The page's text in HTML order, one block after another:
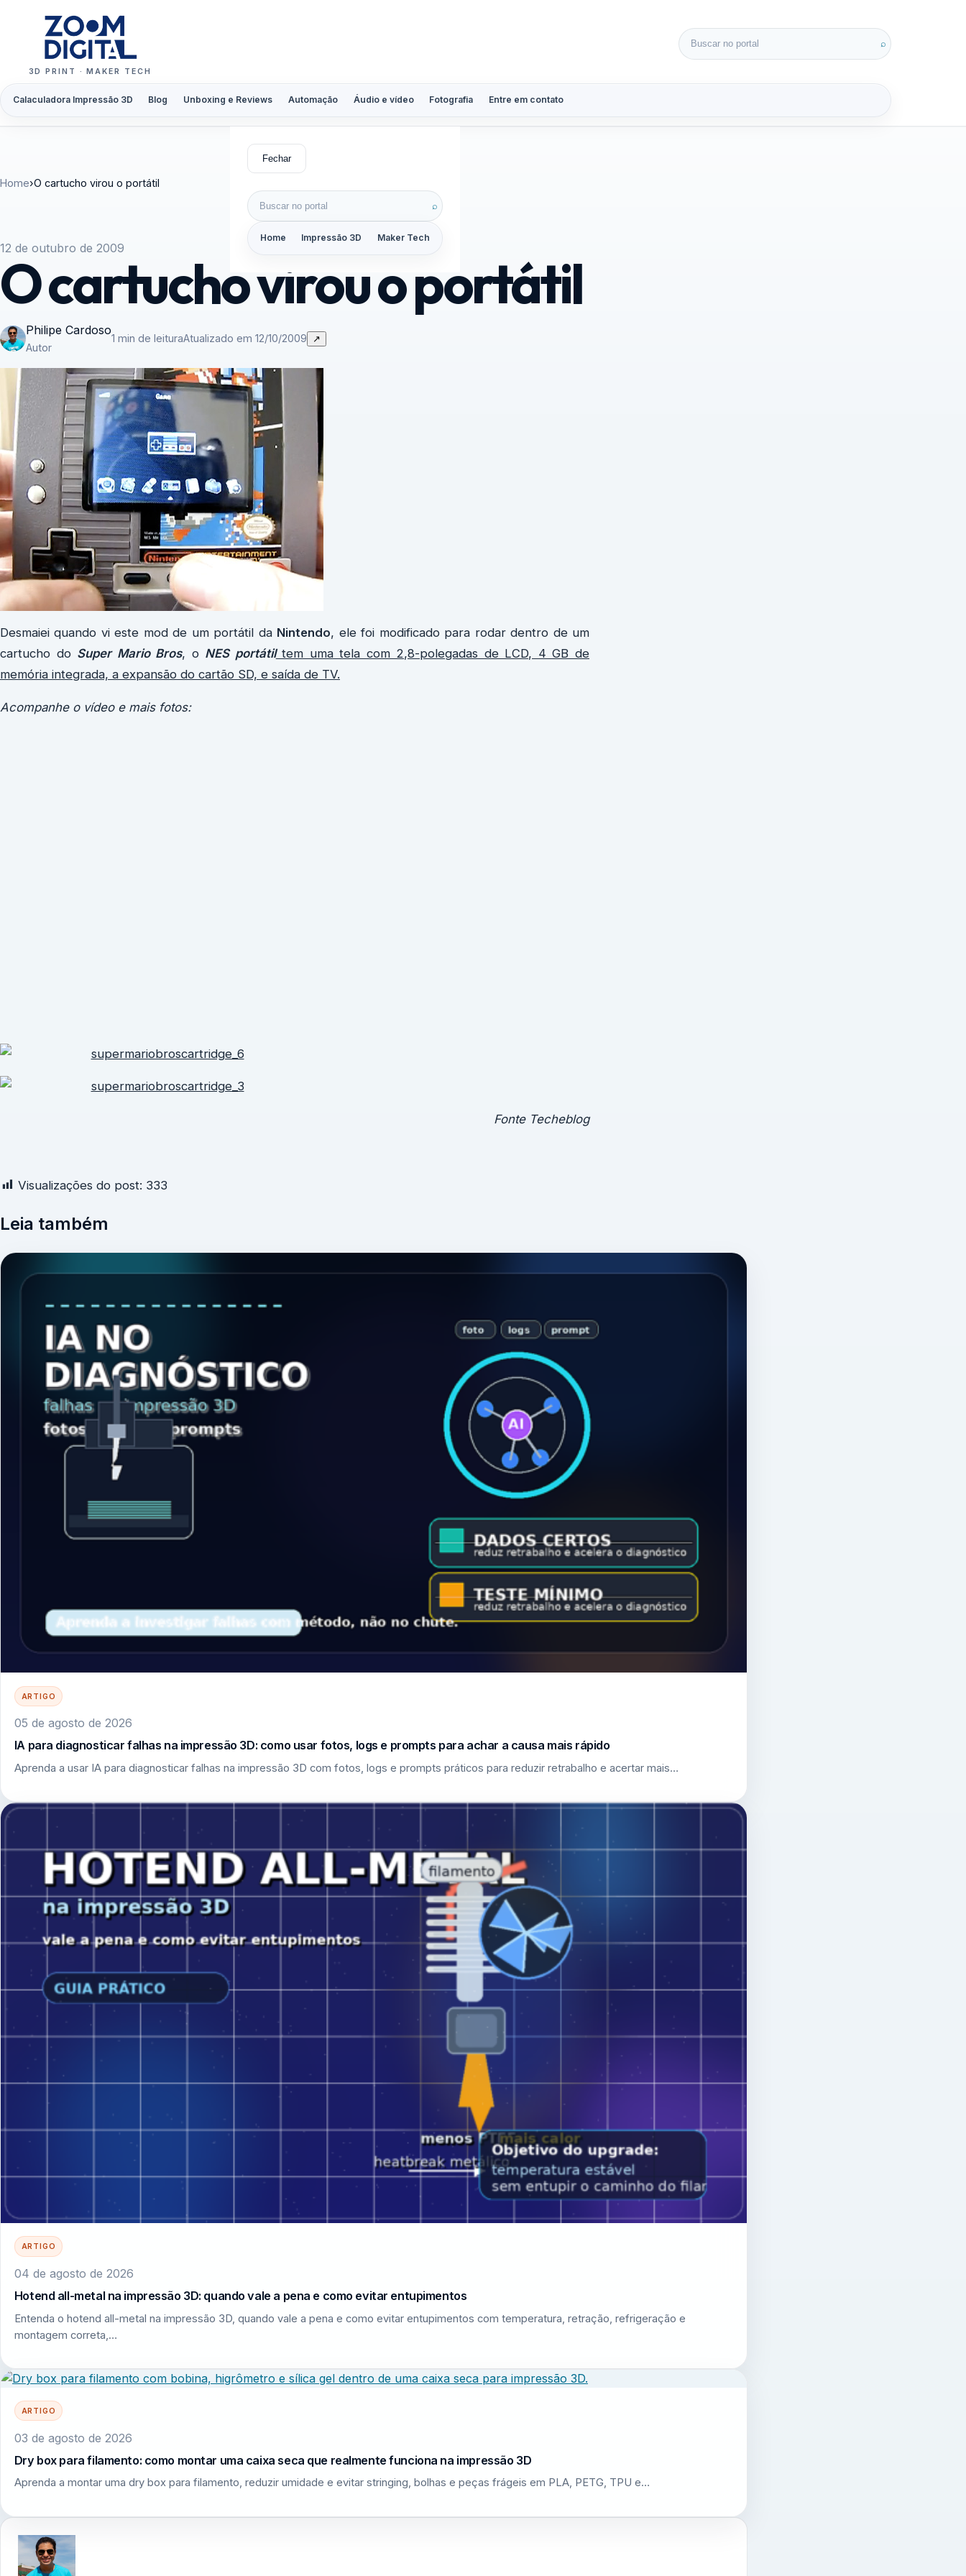
3D PRINT · MAKER TECH
Calaculadora Impressão 3D Blog Unboxing e Reviews Automação Áudio e vídeo Fotografia Entre em contato
Buscar por: ⌕
Fechar
Buscar por: ⌕
Home Impressão 3D Maker Tech
Home›O cartucho virou o portátil
12 de outubro de 2009
O cartucho virou o portátil
Philipe Cardoso
Autor
1 min de leituraAtualizado em 12/10/2009 ↗
Desmaiei quando vi este mod de um portátil da Nintendo, ele foi modificado para rodar dentro de um
cartucho do Super Mario Bros, o NES portátiltem uma tela com 2,8-polegadas de LCD, 4 GB de
memória integrada, a expansão do cartão SD, e saída de TV.
Acompanhe o vídeo e mais fotos:
Fonte Techeblog
Visualizações do post: 333
Leia também
ARTIGO
05 de agosto de 2026
IA para diagnosticar falhas na impressão 3D: como usar fotos, logs e prompts para achar a causa mais rápido
Aprenda a usar IA para diagnosticar falhas na impressão 3D com fotos, logs e prompts práticos para reduzir retrabalho e acertar mais…
ARTIGO
04 de agosto de 2026
Hotend all-metal na impressão 3D: quando vale a pena e como evitar entupimentos
Entenda o hotend all-metal na impressão 3D, quando vale a pena e como evitar entupimentos com temperatura, retração, refrigeração e
montagem correta,…
ARTIGO
03 de agosto de 2026
Dry box para filamento: como montar uma caixa seca que realmente funciona na impressão 3D
Aprenda a montar uma dry box para filamento, reduzir umidade e evitar stringing, bolhas e peças frágeis em PLA, PETG, TPU e…